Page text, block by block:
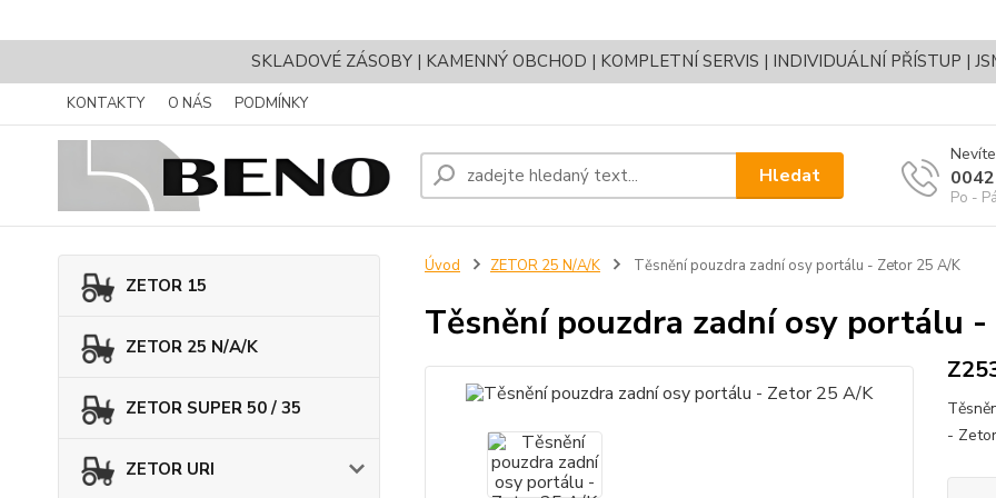
SKLADOVÉ ZÁSOBY | KAMENNÝ OBCHOD | KOMPLETNÍ SERVIS | INDIVIDUÁLNÍ PŘÍSTUP |
KONTAKTY O NÁS PODMÍNKY
Hledat
Po -
ZETOR 15
ZETOR 25 N/A/K
ZETOR SUPER 50 / 35
ZETOR URI
Úvod ZETOR 25 N/A/K Těsnění pouzdra zadní osy portálu - Zetor 25 A/K
Těsnění pouzdra zadní osy portálu
-